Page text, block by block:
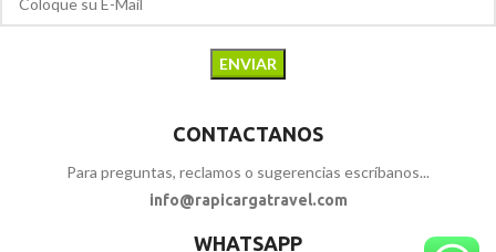
CONTACTANOS
Para preguntas, reclamos o sugerencias escríbanos...
info@rapicargatravel.com
WHATSAPP